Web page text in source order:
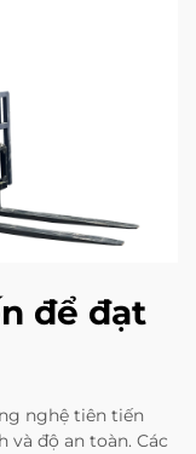
để đạt
nghệ tiên tiến
và độ an toàn. Các